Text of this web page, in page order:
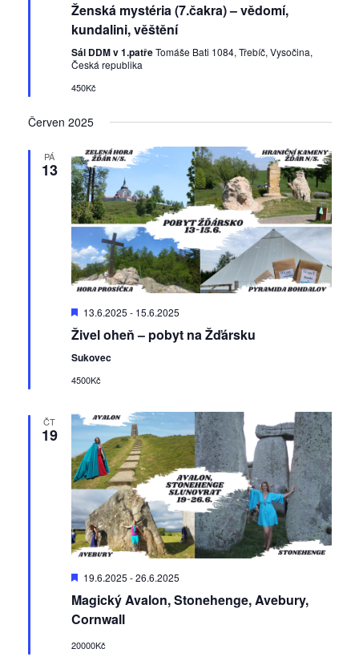
p
o
r
u
č
n
Ženská mystéria (7.čakra) – vědomí,
kundalini, věštění
Sál DDM v 1.patřeTomáše Bati 1084, Třebíč, Vysočina,
Česká republika
450Kč
Červen 2025
PÁ
13
D
p
r
u
č
é
13.6.2025 - 15.6.2025
Živel oheň – pobyt na Žďársku
Sukovec
4500Kč
ČT
19
D
p
o
r
u
č
19.6.2025 -26.6.2025
Magický Avalon, Stonehenge, Avebury,
Cornwall
20000Kč